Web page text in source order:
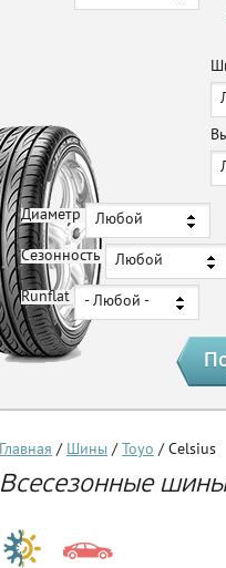
Диаметр Любой
Сезонность Любой
Runflat - Любой -
Главная / Шины / Toyo / Celsius
Всесезонные